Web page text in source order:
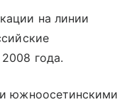
на линии
года.
южноосетинскими